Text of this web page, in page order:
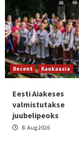
Recent Kaukaasia
Eesti Aiakeses
valmistutakse
juubelipeoks
8. Aug 2026